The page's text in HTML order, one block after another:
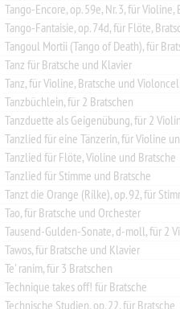
Tango-Encore, op. 59e, Nr. 3, für Violine,
Tango-Fantaisie, op. 74d, für Flöte,
Tangoul Mortii (Tango of Death), für
Tanz für Bratsche und Klavier
Tanz, für Violine, Bratsche und
Tanzbüchlein, für 2 Bratschen
Tanzlied für Flöte, Violine und Bratsche
Tanzlied für Stimme und Bratsche
Tanzt die Orange (Rilke), op. 92, für
Tao, für Bratsche und Orchester
Tawos, für Bratsche und Klavier
Te' ranim, für 3 Bratschen
Technique takes off! für Bratsche
Technische Studien, op. 22, für Bratsche